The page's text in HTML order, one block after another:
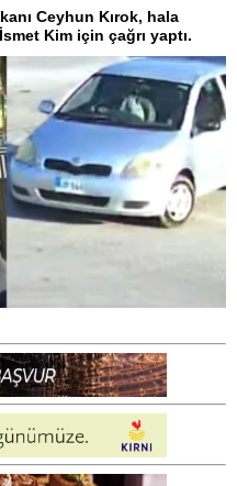
Ceyhun Kırok, hala
Kim için çağrı yaptı.